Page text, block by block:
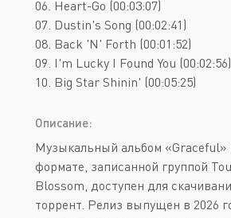
06. Heart-Go (00:03:07)
07. Dustin's Song (00:02:41)
08. Back 'N' Forth (00:01:52)
09. I'm Lucky I Found You (00:02:56)
10. Big Star Shinin' (00:05:25)
Описание:
Музыкальный альбом «Graceful»
формате, записанной группой
Blossom, доступен для
торрент. Релиз выпущен в 2026